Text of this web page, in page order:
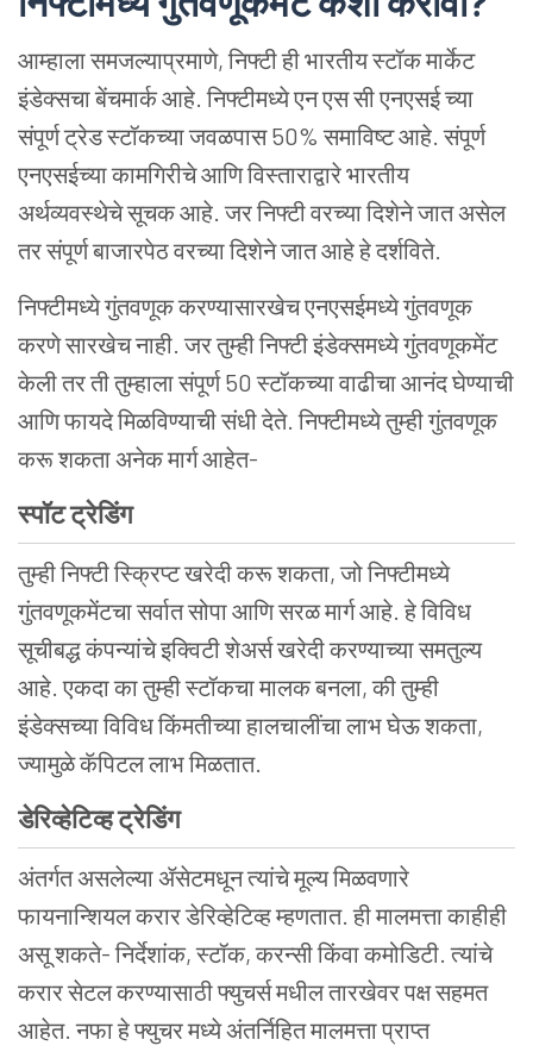
आम्हाला समजल्याप्रमाणे, निफ्टी ही भारतीय स्टॉक मार्केट
इंडेक्सचा बेंचमार्क आहे. निफ्टीमध्ये एन एस सी एनएसई च्या
संपूर्ण ट्रेड स्टॉकच्या जवळपास 50% समाविष्ट आहे. संपूर्ण
एनएसईच्या कामगिरीचे आणि विस्ताराद्वारे भारतीय
अर्थव्यवस्थेचे सूचक आहे. जर निफ्टी वरच्या दिशेने जात असेल
तर संपूर्ण बाजारपेठ वरच्या दिशेने जात आहे हे दर्शविते.
निफ्टीमध्ये गुंतवणूक करण्यासारखेच एनएसईमध्ये गुंतवणूक
करणे सारखेच नाही. जर तुम्ही निफ्टी इंडेक्समध्ये गुंतवणूकमेंट
केली तर ती तुम्हाला संपूर्ण 50 स्टॉकच्या वाढीचा आनंद घेण्याची
आणि फायदे मिळविण्याची संधी देते. निफ्टीमध्ये तुम्ही गुंतवणूक
करू शकता अनेक मार्ग आहेत-
स्पॉटट्रेडिंग
तुम्ही निफ्टी स्क्रिप्ट खरेदी करू शकता, जो निफ्टीमध्ये
गुंतवणूकमेंटचा सर्वात सोपा आणि सरळ मार्ग आहे. हे विविध
सूचीबद्ध कंपन्यांचे इक्विटी शेअर्स खरेदी करण्याच्या समतुल्य
आहे. एकदा का तुम्ही स्टॉकचा मालक बनला, की तुम्ही
इंडेक्सच्या विविध किंमतीच्या हालचालींचा लाभ घेऊ शकता,
ज्यामुळे कॅपिटल लाभ मिळतात.
डेरिव्हेटिव्हट्रेडिंग
अंतर्गत असलेल्या ॲसेटमधून त्यांचे मूल्य मिळवणारे
फायनान्शियल करार डेरिव्हेटिव्ह म्हणतात. ही मालमत्ता काहीही
असू शकते- निर्देशांक, स्टॉक, करन्सी किंवा कमोडिटी. त्यांचे
करार सेटल करण्यासाठी फ्युचर्स मधील तारखेवर पक्ष सहमत
आहेत. नफा हे फ्युचर मध्ये अंतर्निहित मालमत्ता प्राप्त